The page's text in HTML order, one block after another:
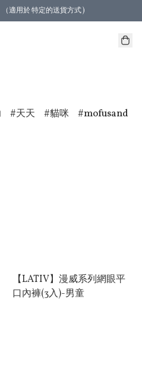
適用於 特定的送貨方式 )
天天 貓咪
mofusand
【LATIV】漫威系列網眼平
⼝內褲(3⼊)-男童